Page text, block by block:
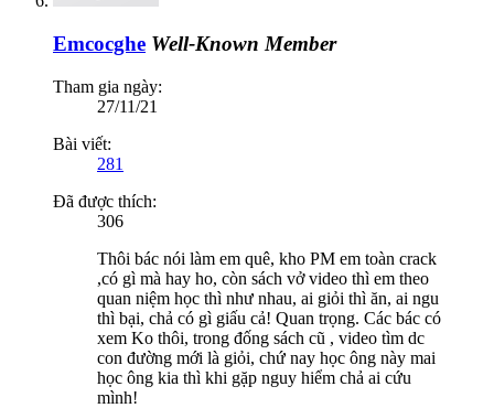
Emcocghe Well-Known Member
Tham gia ngày:
27/11/21
Bài viết:
281
Đã được thích:
306
Thôi bác nói làm em quê, kho PM em toàn crack
,có gì mà hay ho, còn sách vở video thì em theo
quan niệm học thì như nhau, ai giỏi thì ăn, ai ngu
thì bại, chả có gì giấu cả! Quan trọng. Các bác có
xem Ko thôi, trong đống sách cũ , video tìm dc
con đường mới là giỏi, chứ nay học ông này mai
học ông kia thì khi gặp nguy hiểm chả ai cứu
mình!